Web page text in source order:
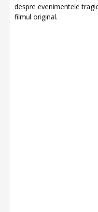
despre evenimentele
filmul original.